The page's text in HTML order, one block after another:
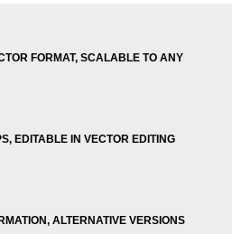
FORMAT, SCALABLE TO ANY
EDITABLE IN VECTOR EDITING
ALTERNATIVE VERSIONS